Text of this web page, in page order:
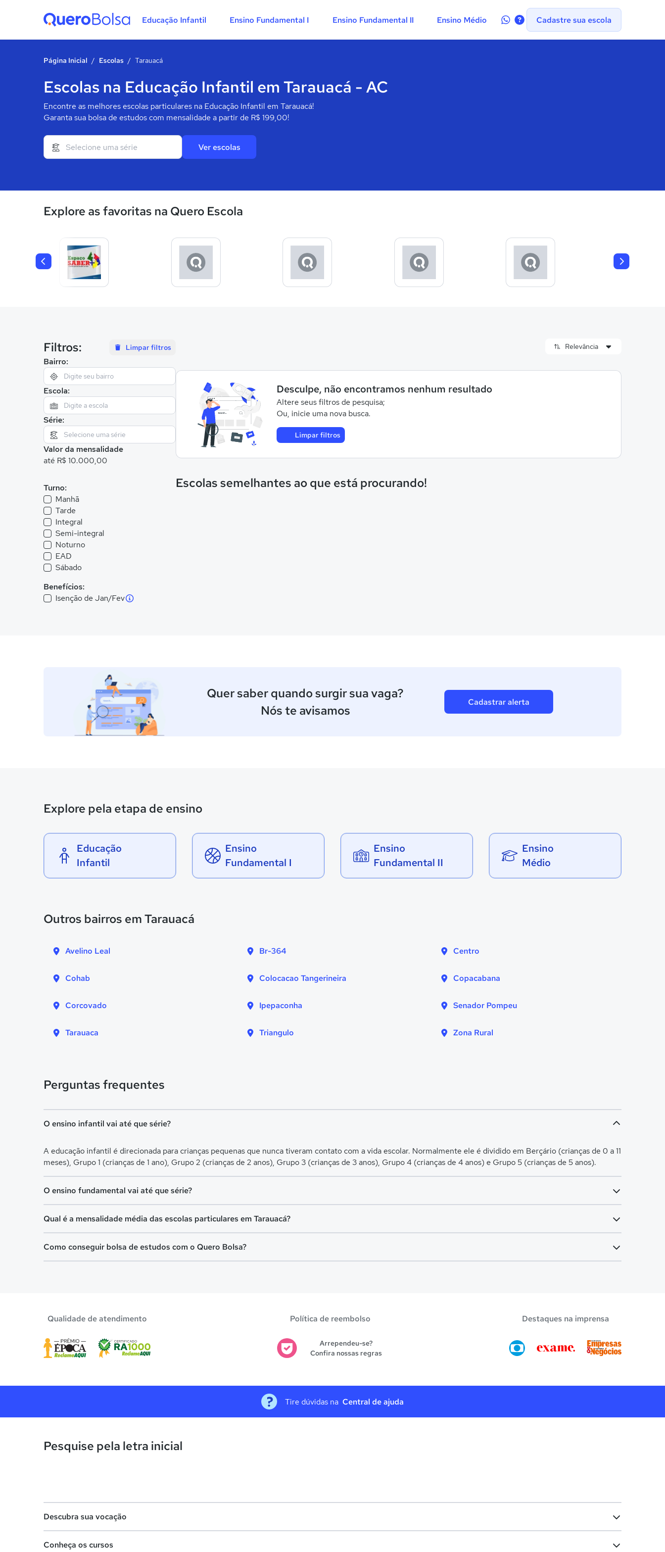
Educação Infantil Ensino Fundamental I Ensino Fundamental II Ensino Médio
Contate-
no
Cadastre sua escola
Página Inicial / Escolas / Tarauacá
Escolas na Educação Infantil em Tarauacá - AC
Encontre as melhores escolas particulares na Educação Infantil em Tarauacá!
Garanta sua bolsa de estudos com mensalidade a partir de R$ 199,00!
Ver escolas
Explore as favoritas na Quero Escola
Filtros: Limpar filtros
Bairro:
Escola:
Série:
Valor da mensalidade
até R$ 10.000,00
Turno:
Manhã
Tarde
Integral
Semi-integral
Noturno
EAD
Sábado
Benefícios:
Isenção de Jan/Fev
Desculpe, não encontramos nenhum resultado
Altere seus filtros de pesquisa;
Ou, inicie uma nova busca.
Limpar filtros
Escolas semelhantes ao que está procurando!
Quer saber quando surgir sua vaga?
Nós te avisamos
Cadastrar alerta
Explore pela etapa de ensino
Educação
Infantil
Ensino
Fundamental I
Ensino
Fundamental II
Ensino
Médio
Outros bairros em Tarauacá
Avelino Leal Br-364 Centro
Cohab Colocacao Tangerineira Copacabana
Corcovado Ipepaconha Senador Pompeu
Tarauaca Triangulo Zona Rural
Perguntas frequentes
O ensino infantil vai até que série?
A educação infantil é direcionada para crianças pequenas que nunca tiveram contato com a vida escolar. Normalmente ele é dividido em Berçário (crianças de 0 a 11
meses), Grupo 1 (crianças de 1 ano), Grupo 2 (crianças de 2 anos), Grupo 3 (crianças de 3 anos), Grupo 4 (crianças de 4 anos) e Grupo 5 (crianças de 5 anos).
O ensino fundamental vai até que série?
O Ensino Fundamental é separado em Ensino Fundamental I (turmas do 1º ao 5º ano) e Ensino Fundamental II (turmas do 6º ao 9º ano). O Fundamental I é voltado
Qual é a mensalidade média das escolas particulares em Tarauacá?
A mensalidade mais barata em Tarauacá é de R$ 199,00 e a mensalidade mais cara pode chegar a R$ 2.999,00.
Como conseguir bolsa de estudos com o Quero Bolsa?
Qualidade de atendimento Política de reembolso
Arrependeu-se?
Confira nossas regras
Destaques na imprensa
Tire dúvidas na Central de ajuda
Pesquise pela letra inicial
Descubra sua vocação
Conheça os cursos